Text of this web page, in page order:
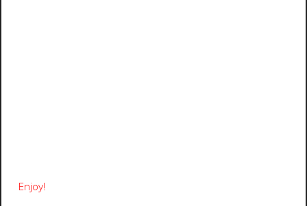
Enjoy!